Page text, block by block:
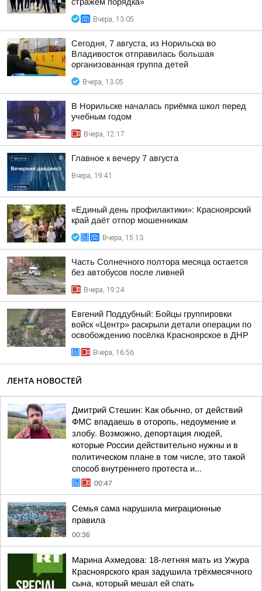
Вчера, 13:05
Сегодня, 7 августа, из Норильска во
Владивосток отправилась большая
организованная группа детей
Вчера, 13:05
В Норильске началась приёмка школ перед
учебным годом
Вчера, 12:17
Главное к вечеру 7 августа
Вчера, 19:41
«Единый день профилактики»: Красноярский
край даёт отпор мошенникам
Вчера, 15:13
Часть Солнечного полтора месяца остается
без автобусов после ливней
Вчера, 19:24
Евгений Поддубный: Бойцы группировки
войск «Центр» раскрыли детали операции по
освобождению посёлка Красноярское в ДНР
Вчера, 16:56
ЛЕНТА НОВОСТЕЙ
Дмитрий Стешин: Как обычно, от действий
ФМС впадаешь в оторопь, недоумение и
злобу. Возможно, депортация людей,
которые России действительно нужны и в
политическом плане в том числе, это такой
способ внутреннего протеста и...
00:47
Семья сама нарушила миграционные
правила
00:36
Марина Ахмедова: 18-летняя мать из Ужура
Красноярского края задушила трёхмесячного
сына, который мешал ей спать